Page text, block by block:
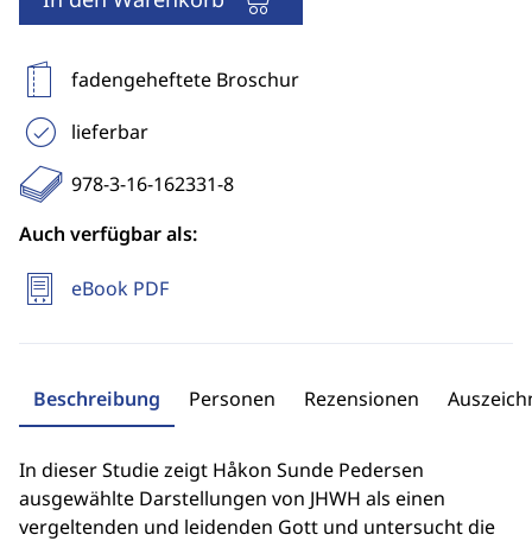
fadengeheftete Broschur
lieferbar
978-3-16-162331-8
Auch verfügbar als:
eBook PDF
Beschreibung Personen Rezensionen
In dieser Studie zeigt Håkon Sunde Pedersen
ausgewählte Darstellungen von JHWH als einen
vergeltenden und leidenden Gott und untersucht die